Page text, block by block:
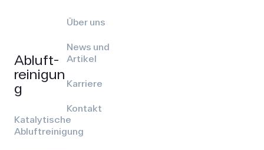
Abluft­
reinigun
g
Katalytische
Abluftreinigung
Über uns
News und
Artikel
Karriere
Kontakt